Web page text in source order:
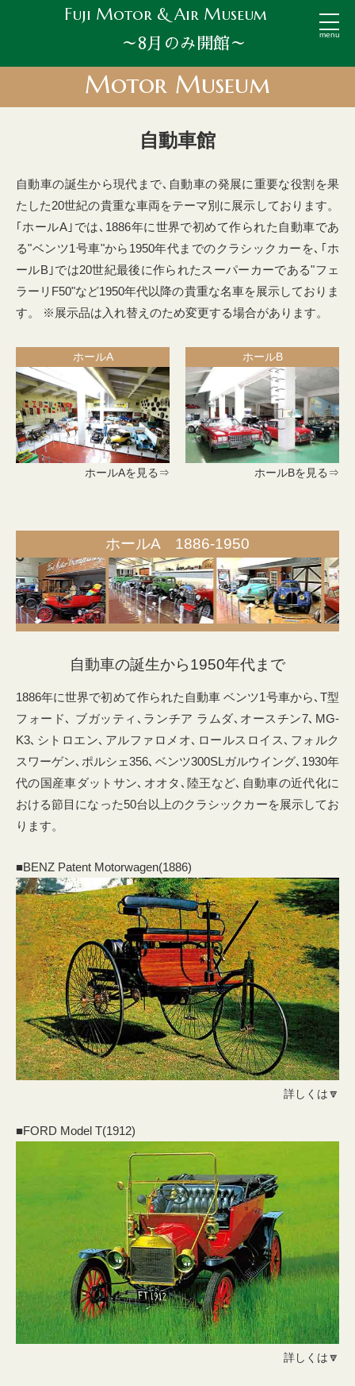
Fuji Motor & Air Museum
～8月のみ開館～
menu
Motor Museum
自動車館
自動車の誕生から現代まで､自動車の発展に重要な役割を果
たした20世紀の貴重な車両をテーマ別に展示しております。
｢ホールA｣では､1886年に世界で初めて作られた自動車であ
る"ベンツ1号車"から1950年代までのクラシックカーを､｢ホ
ールB｣では20世紀最後に作られたスーパーカーである"フェ
ラーリF50"など1950年代以降の貴重な名車を展示しておりま
す。 ※展示品は入れ替えのため変更する場合があります。
ホールA
ホールAを見る⇒
ホールB
ホールBを見る⇒
ホールA 1886-1950
自動車の誕生から1950年代まで
1886年に世界で初めて作られた自動車 ベンツ1号車から､T型
フォード､ ブガッティ､ランチア ラムダ､オースチン7､MG-
K3､シトロエン､アルファロメオ､ロールスロイス､フォルク
スワーゲン､ポルシェ356､ベンツ300SLガルウイング､1930年
代の国産車ダットサン､オオタ､陸王など､自動車の近代化に
おける節目になった50台以上のクラシックカーを展示してお
ります。
■BENZ Patent Motorwagen(1886)
詳しくは🔽
■FORD Model T(1912)
詳しくは🔽